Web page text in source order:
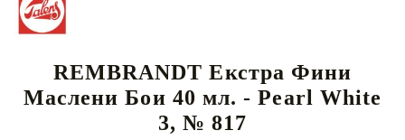
REMBRANDT Екстра Фини
Маслени Бои 40 мл. - Pearl White
3, № 817